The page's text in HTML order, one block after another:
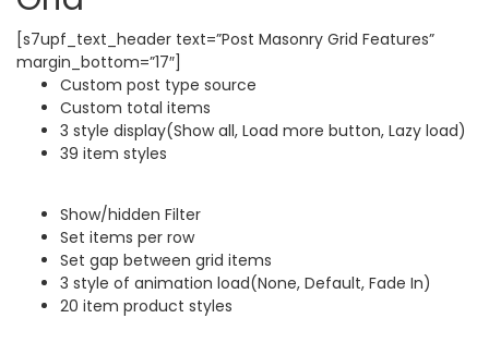
[s7upf_text_header text=”Post Masonry Grid Features”
margin_bottom=”17″]
Custom post type source
Custom total items
3 style display(Show all, Load more button, Lazy load)
39 item styles
Show/hidden Filter
Set items per row
Set gap between grid items
3 style of animation load(None, Default, Fade In)
20 item product styles